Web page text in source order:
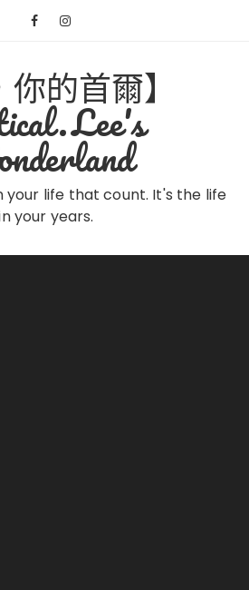
你的首爾】
your life that count. It's the life
your years.